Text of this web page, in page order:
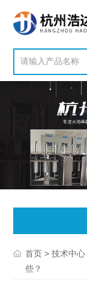
首页 >技术中心
些？